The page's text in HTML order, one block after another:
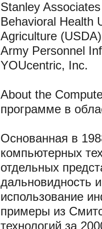
Stanley
Behavioral Health
Agriculture
Army Personnel
YOUcentric, Inc.
About the
программе в
Основанная в
компьютерных
отдельных
дальновидность
использование
примеры из
технологий за